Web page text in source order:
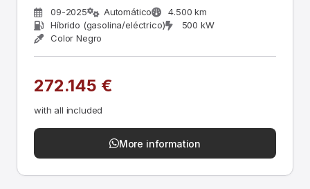
09-2025 Automático
4.500 km
Híbrido (gasolina/eléctrico)
500 kW
Color Negro
272.145 €
with all included
More information